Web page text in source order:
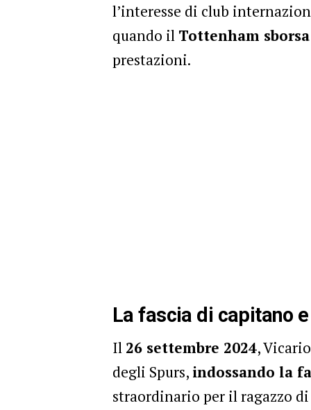
l’interesse di club
quando il Tottenham
prestazioni.
La fascia di capitano
Il 26 settembre 2024,
degli Spurs, indossando la
straordinario per il ragazzo